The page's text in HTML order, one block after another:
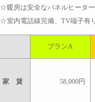
☆暖房は安全なパネルヒーター
☆室内電話線完備、TV端子有
プランA
家 賃 58,000円